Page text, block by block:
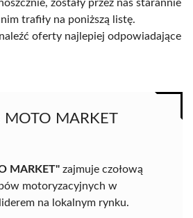
zostały przez nas starannie
trafiły na poniższą listę.
oferty najlepiej odpowiadające
MOTO MARKET
MARKET" zajmuje czołową
motoryzacyjnych w
na lokalnym rynku.